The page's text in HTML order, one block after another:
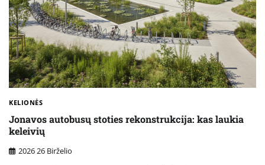
KELIONĖS
Jonavos autobusų stoties rekonstrukcija: kas laukia
keleivių
2026 26 Birželio